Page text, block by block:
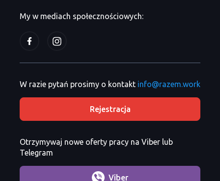
My w mediach społecznościowych:
W razie pytań prosimy o kontakt info@razem.work
Rejestracja
Otrzymywaj nowe oferty pracy na Viber lub
Telegram
Viber